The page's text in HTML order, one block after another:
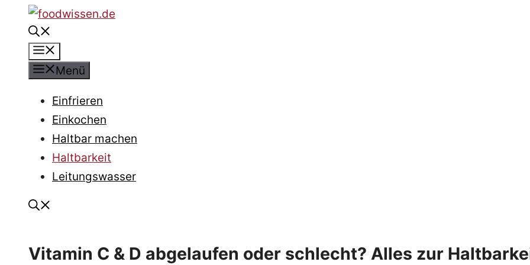
Inhalt
springen
Menü
Einfrieren
Einkochen
Haltbar machen
Haltbarkeit
Leitungswasser
Vitamin C & D abgelaufen oder schlecht? Alles zur